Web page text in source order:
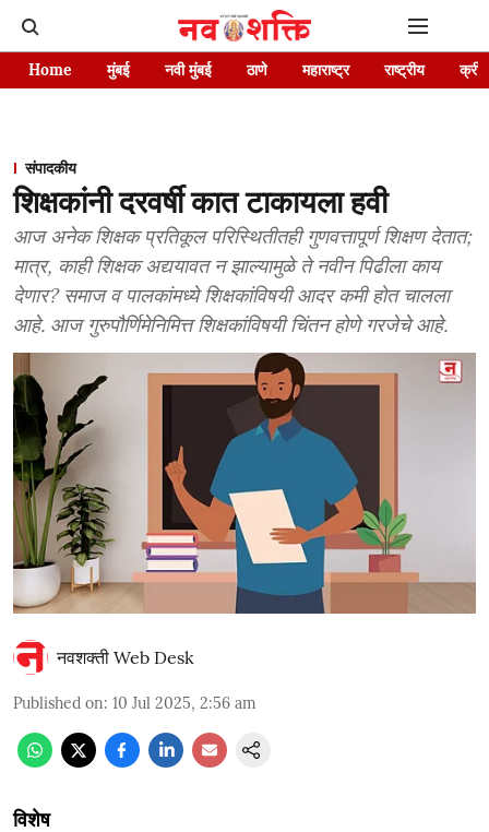
Home मुंबई नवी मुंबई ठाणे महाराष्ट्र राष्ट्रीय
संपादकीय
शिक्षकांनी दरवर्षी कात टाकायला हवी
आज अनेक शिक्षक प्रतिकूल परिस्थितीतही गुणवत्तापूर्ण शिक्षण देतात;
मात्र, काही शिक्षक अद्ययावत न झाल्यामुळे ते नवीन पिढीला काय
देणार? समाज व पालकांमध्ये शिक्षकांविषयी आदर कमी होत चालला
आहे. आज गुरुपौर्णिमेनिमित्त शिक्षकांविषयी चिंतन होणे गरजेचे आहे.
नवशक्ती Web Desk
Published on: 10 Jul 2025, 2:56 am
विशेष